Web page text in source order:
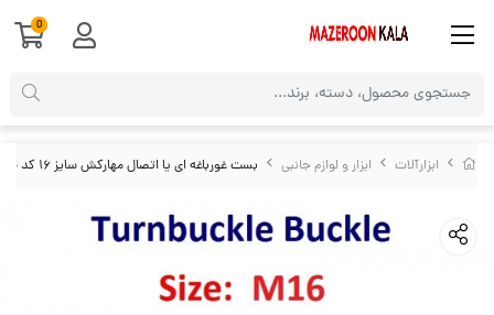
ابزارآلات ابزار و لوازم جانبی بست غورباغه ای یا اتصال مهارکش سایز ۱۶ کد SBG-056
0